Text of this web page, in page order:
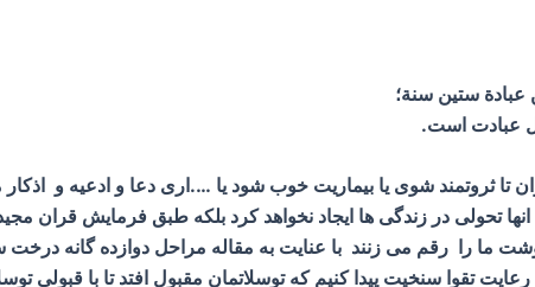
ستين سنة؛
عبادت است.
تا ثروتمند شوی یا بیماریت خوب شود یا ….اری دعا و ادعیه و
تحولی در زندگی ها ایجاد نخواهد کرد بلکه طبق فرمایش قران
ما را رقم می زنند با عنایت به مقاله مراحل دوازده گانه
تقوا سنخیت پیدا کنیم که توسلاتمان مقبول افتد تا با قبولی